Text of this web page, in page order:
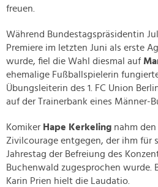
freuen.
Während Bundestagspräsidentin
Premiere im letzten Juni als erste
wurde, fiel die Wahl diesmal auf
ehemalige Fußballspielerin
Übungsleiterin des 1. FC Union
auf der Trainerbank eines Männer-
Komiker Hape Kerkeling nahm
Zivilcourage entgegen, der ihm für
Jahrestag der Befreiung des
Buchenwald zugesprochen wurde.
Karin Prien hielt die Laudatio.